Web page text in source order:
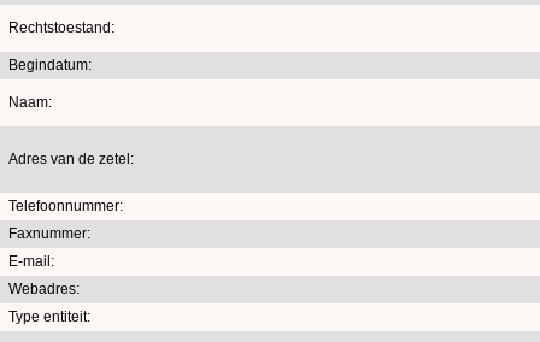
Rechtstoestand:
Begindatum:
Naam:
Adres van de zetel:
Telefoonnummer:
Faxnummer:
E-mail:
Webadres:
Type entiteit: